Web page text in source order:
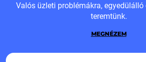
Valós üzleti problémákra,
teremtünk.
MEGNÉZEM